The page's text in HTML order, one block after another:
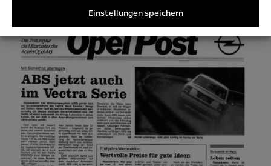
Einstellungen speichern